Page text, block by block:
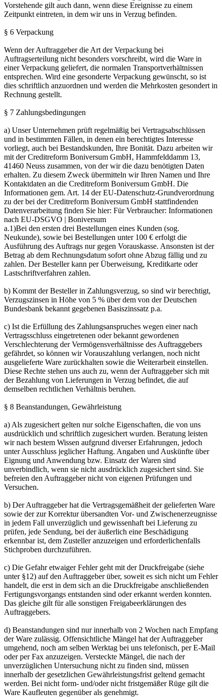
Vorstehende gilt auch dann, wenn diese Ereignisse zu einem
Zeitpunkt eintreten, in dem wir uns in Verzug befinden.
§ 6 Verpackung
Wenn der Auftraggeber die Art der Verpackung bei
Auftragserteilung nicht besonders vorschreibt, wird die Ware in
einer Verpackung geliefert, die normalen Transportverhältnissen
entsprechen. Wird eine gesonderte Verpackung gewünscht, so ist
dies schriftlich anzuordnen und werden die Mehrkosten gesondert in
Rechnung gestellt.
§ 7 Zahlungsbedingungen
a) Unser Unternehmen prüft regelmäßig bei Vertragsabschlüssen
und in bestimmten Fällen, in denen ein berechtigtes Interesse
vorliegt, auch bei Bestandskunden, Ihre Bonität. Dazu arbeiten wir
mit der Creditreform Boniversum GmbH, Hammfelddamm 13,
41460 Neuss zusammen, von der wir die dazu benötigten Daten
erhalten. Zu diesem Zweck übermitteln wir Ihren Namen und Ihre
Kontaktdaten an die Creditreform Boniversum GmbH. Die
Informationen gem. Art. 14 der EU-Datenschutz-Grundverordnung
zu der bei der Creditreform Boniversum GmbH stattfindenden
Datenverarbeitung finden Sie hier: Für Verbraucher: Informationen
nach EU-DSGVO | Boniversum
a.1)Bei den ersten drei Bestellungen eines Kunden (sog.
Neukunde), sowie bei Bestellungen unter 100 € erfolgt die
Ausführung des Auftrags nur gegen Vorauskasse. Ansonsten ist der
Betrag ab dem Rechnungsdatum sofort ohne Abzug fällig und zu
zahlen. Der Besteller kann per Überweisung, Kreditkarte oder
Lastschriftverfahren zahlen.
b) Kommt der Besteller in Zahlungsverzug, so sind wir berechtigt,
Verzugszinsen in Höhe von 5 % über dem von der Deutschen
Bundesbank bekannt gegebenen Basiszinssatz p.a.
c) Ist die Erfüllung des Zahlungsanspruches wegen einer nach
Vertragsschluss eingetretenen oder bekannt gewordenen
Verschlechterung der Vermögensverhältnisse des Auftraggebers
gefährdet, so können wir Vorauszahlung verlangen, noch nicht
ausgelieferte Ware zurückhalten sowie die Weiterarbeit einstellen.
Diese Rechte stehen uns auch zu, wenn der Auftraggeber sich mit
der Bezahlung von Lieferungen in Verzug befindet, die auf
demselben rechtlichen Verhältnis beruhen.
§ 8 Beanstandungen, Gewährleistung
a) Als zugesichert gelten nur solche Eigenschaften, die von uns
ausdrücklich und schriftlich zugesichert wurden. Beratung leisten
wir nach bestem Wissen aufgrund diverser Erfahrungen, jedoch
unter Ausschluss jeglicher Haftung. Angaben und Auskünfte über
Eignung und Anwendung bzw. Einsatz der Waren sind
unverbindlich, wenn sie nicht ausdrücklich zugesichert sind. Sie
befreien den Auftraggeber nicht von eigenen Prüfungen und
Versuchen.
b) Der Auftraggeber hat die Vertragsgemäßheit der gelieferten Ware
sowie der zur Korrektur übersandten Vor- und Zwischenerzeugnisse
in jedem Fall unverzüglich und gewissenhaft bei Lieferung zu
prüfen, jede Sendung, bei der äußerlich eine Beschädigung
erkennbar ist, dem Zusteller anzuzeigen und erforderlichenfalls
Stichproben durchzuführen.
c) Die Gefahr etwaiger Fehler geht mit der Druckfreigabe (siehe
unter §12) auf den Auftraggeber über, soweit es sich nicht um Fehler
handelt, die erst in dem sich an die Druckfreigabe anschließenden
Fertigungsvorgangs entstanden sind oder erkannt werden konnten.
Das gleiche gilt für alle sonstigen Freigabeerklärungen des
Auftraggebers.
d) Beanstandungen sind nur innerhalb von 2 Wochen nach Empfang
der Ware zulässig. Offensichtliche Mängel hat der Auftraggeber
umgehend, noch am selben Werktag bei uns telefonisch, per E-Mail
oder per Fax anzuzeigen. Versteckte Mängel, die nach der
unverzüglichen Untersuchung nicht zu finden sind, müssen
innerhalb der gesetzlichen Gewährleistungsfrist geltend gemacht
werden. Bei nicht form- und/oder nicht fristgemäßer Rüge gilt die
Ware Kaufleuten gegenüber als genehmigt.